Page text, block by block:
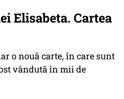
Elisabeta. Cartea
o nouă carte, în care sunt
vândută în mii de